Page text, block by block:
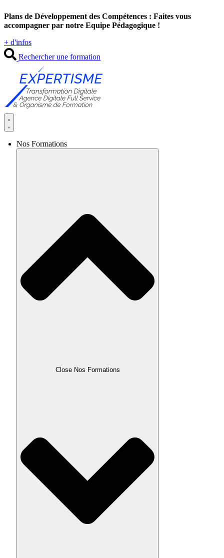
au
contenu
Plans de Développement des Compétences : Faites vous
accompagner par notre Equipe Pédagogique !
+ d'infos
Rechercher une formation
Nos Formations
Close Nos Formations